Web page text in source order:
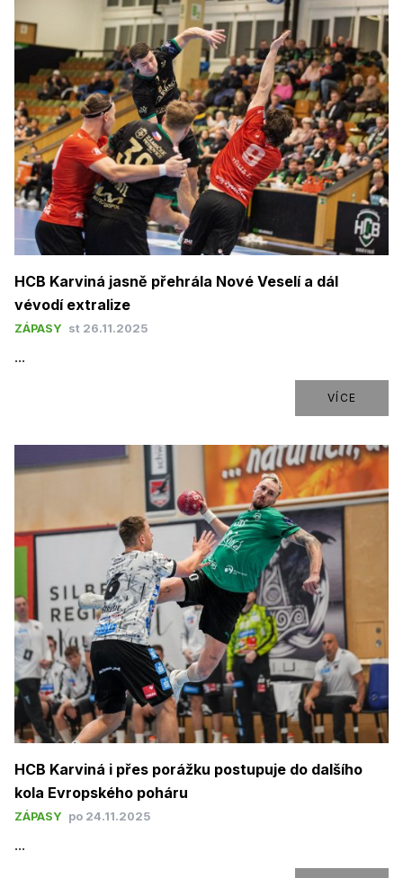
HCB Karviná jasně přehrála Nové Veselí a dál
vévodí extralize
ZÁPASY st 26.11.2025
...
VÍCE
HCB Karviná i přes porážku postupuje do dalšího
kola Evropského poháru
ZÁPASY po 24.11.2025
...